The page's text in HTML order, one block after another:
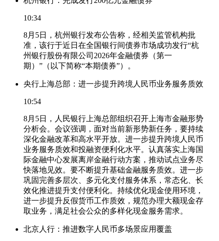
10:34
8月5日，杭州银行发布公告称，经相关监管机构批
准，该行于近日在全国银行间债券市场成功发行“杭
州银行股份有限公司2026年金融债券（第一
期）”（以下简称“本期债券”）。
央行上海总部：进一步提升跨境人民币业务服务质效
10:54
8月5日，人民银行上海总部组织召开上海市金融形势
分析会。会议强调，面对当前新形势新任务，要持续
深化金融改革和高水平开放。进一步提升跨境人民币
业务服务质效和投融资便利化水平。认真落实上海国
际金融中心发展离岸金融行动方案，推动试点业务尽
快落地见效。要不断提升基础金融服务质效。进一步
巩固完善多层次、多元化支付服务体系，常态化、长
效化推进提升支付便利化。持续优化现金使用环境，
进一步提升反假货币工作质效，规范办理大额现金存
取业务，满足社会公众的多样化现金服务需求。
北京人行：推进数字人民币多场景应用覆盖